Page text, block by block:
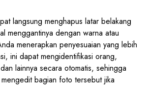
langsung menghapus latar belakang
menggantinya dengan warna atau
menerapkan penyesuaian yang lebih
ini dapat mengidentifikasi orang,
lainnya secara otomatis, sehingga
bagian foto tersebut jika